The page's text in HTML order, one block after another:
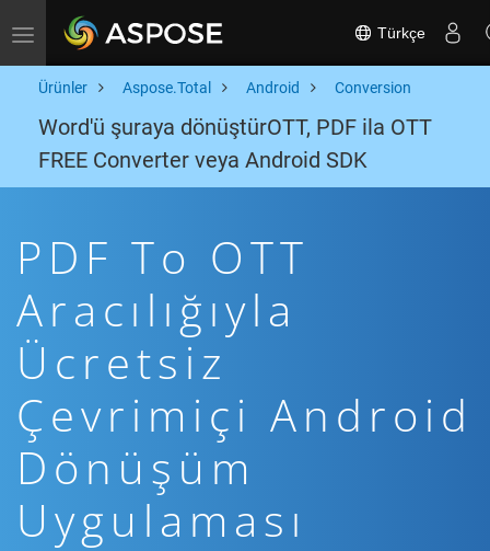
Toggle navigation Türkçe
Ürünler Aspose.Total Android Conversion
Word'ü şuraya dönüştürOTT, PDF ila OTT
FREE Converter veya Android SDK
PDF To OTT
Aracılığıyla
Ücretsiz
Çevrimiçi Android
Dönüşüm
Uygulaması